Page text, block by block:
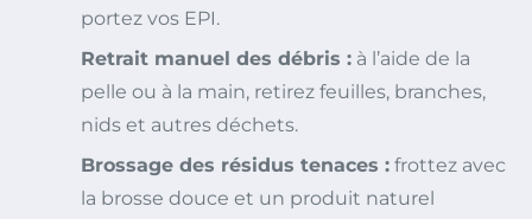
portez vos EPI.
Retrait manuel des débris : à l’aide de la
pelle ou à la main, retirez feuilles, branches,
nids et autres déchets.
Brossage des résidus tenaces : frottez avec
la brosse douce et un produit naturel